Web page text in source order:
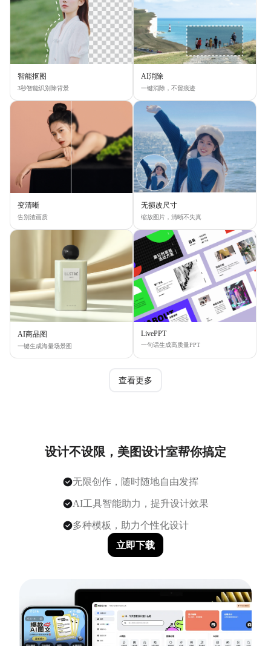
智能抠图
3秒智能识别除背景
AI消除
一键消除，不留痕迹
变清晰
告别渣画质
无损改尺寸
缩放图片，清晰不失真
AI商品图
一键生成海量场景图
LivePPT
一句话生成高质量PPT
查看更多
设计不设限，美图设计室帮你搞定
无限创作，随时随地自由发挥
AI工具智能助力，提升设计效果
多种模板，助力个性化设计
立即下载